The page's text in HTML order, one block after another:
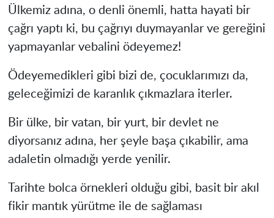
Ülkemiz adına, o denli önemli, hatta hayati bir
çağrı yaptı ki, bu çağrıyı duymayanlar ve gereğini
yapmayanlar vebalini ödeyemez!
Ödeyemedikleri gibi bizi de, çocuklarımızı da,
geleceğimizi de karanlık çıkmazlara iterler.
Bir ülke, bir vatan, bir yurt, bir devlet ne
diyorsanız adına, her şeyle başa çıkabilir, ama
adaletin olmadığı yerde yenilir.
Tarihte bolca örnekleri olduğu gibi, basit bir akıl
fikir mantık yürütme ile de sağlaması